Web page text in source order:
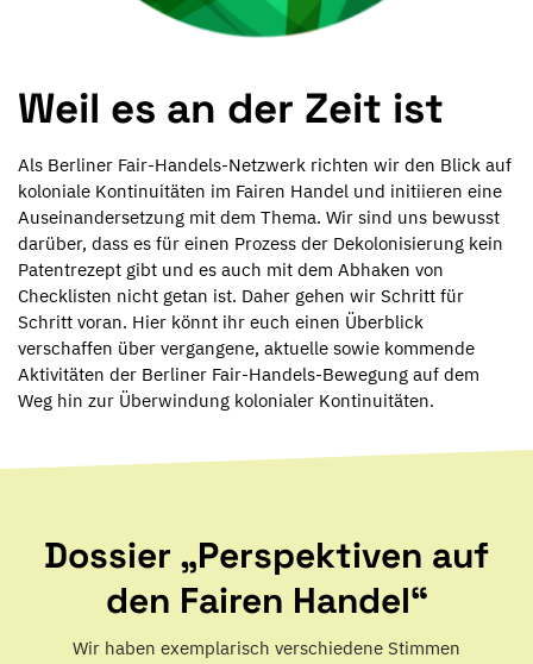
Weil es an der Zeit ist
Als Berliner Fair-Handels-Netzwerk richten wir den Blick auf
koloniale Kontinuitäten im Fairen Handel und initiieren eine
Auseinandersetzung mit dem Thema. Wir sind uns bewusst
darüber, dass es für einen Prozess der Dekolonisierung kein
Patentrezept gibt und es auch mit dem Abhaken von
Checklisten nicht getan ist. Daher gehen wir Schritt für
Schritt voran. Hier könnt ihr euch einen Überblick
verschaffen über vergangene, aktuelle sowie kommende
Aktivitäten der Berliner Fair-Handels-Bewegung auf dem
Weg hin zur Überwindung kolonialer Kontinuitäten.
Dossier „Perspektiven auf
den Fairen Handel“
Wir haben exemplarisch verschiedene Stimmen